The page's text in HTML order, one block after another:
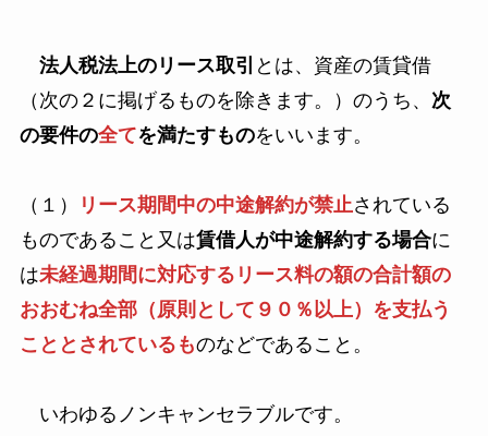
法人税法上のリース取引 とは、資産の賃貸借
（次の２に掲げるものを除きます。）のうち、 次
の要件の全てを満たすものをいいます。
（１） リース期間中の中途解約が禁止されている
ものであること又は賃借人が中途解約する場合に
は未経過期間に対応するリース料の額の合計額の
おおむね全部（原則として９０％以上）を支払う
こととされているものなどであること。
いわゆるノンキャンセラブルです。